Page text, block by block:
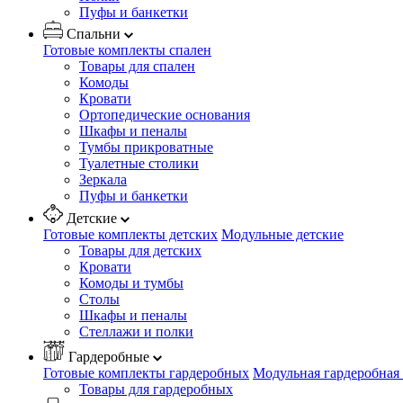
Пуфы и банкетки
Спальни
Готовые комплекты спален
Товары для спален
Комоды
Кровати
Ортопедические основания
Шкафы и пеналы
Тумбы прикроватные
Туалетные столики
Зеркала
Пуфы и банкетки
Детские
Готовые комплекты детских Модульные детские
Товары для детских
Кровати
Комоды и тумбы
Столы
Шкафы и пеналы
Стеллажи и полки
Гардеробные
Готовые комплекты гардеробных Модульная
Товары для гардеробных